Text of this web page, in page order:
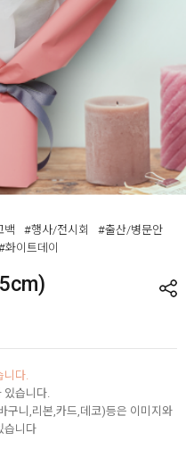
백 #행사/전시회
#출산/병문안
화이트데이
니다.
있습니다.
구니,리본,카드,데코)등은 이미지와
습니다